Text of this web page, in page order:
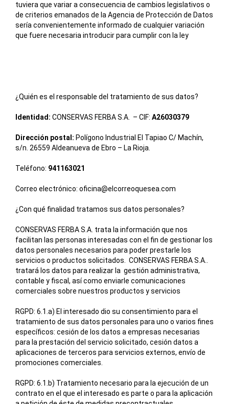
tuviera que variar a consecuencia de cambios legislativos o
de criterios emanados de la Agencia de Protección de Datos
sería convenientemente informado de cualquier variación
que fuere necesaria introducir para cumplir con la ley
¿Quién es el responsable del tratamiento de sus datos?
Identidad: CONSERVAS FERBA S.A. – CIF: A26030379
Dirección postal: Polígono Industrial El Tapiao C/ Machín,
s/n. 26559 Aldeanueva de Ebro – La Rioja.
Teléfono: 941163021
Correo electrónico: oficina@elcorreoquesea.com
¿Con qué finalidad tratamos sus datos personales?
CONSERVAS FERBA S.A. trata la información que nos
facilitan las personas interesadas con el fin de gestionar los
datos personales necesarios para poder prestarle los
servicios o productos solicitados.
CONSERVAS FERBA S.A.
tratará los datos para realizar la gestión administrativa,
contable y fiscal, así como enviarle comunicaciones
comerciales sobre nuestros productos y servicios
RGPD: 6.1.a) El interesado dio su consentimiento para el
tratamiento de sus datos personales para uno o varios fines
específicos: cesión de los datos a empresas necesarias
para la prestación del servicio solicitado, cesión datos a
aplicaciones de terceros para servicios externos, envío de
promociones comerciales.
RGPD: 6.1.b) Tratamiento necesario para la ejecución de un
contrato en el que el interesado es parte o para la aplicación